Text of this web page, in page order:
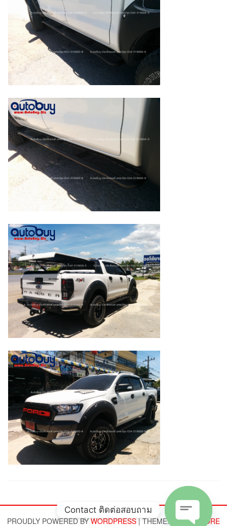
PROUDLY POWERED BYWORDPRESS | THEME: ALPHA STORE
Contact ติดต่อสอบถาม